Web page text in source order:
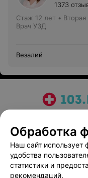
1373
Стаж 12 лет • Вторая
Врач УЗД
Везалий
Медицинский
Обработка
Наш сайт использует
удобства
статистики и
рекомендаций.